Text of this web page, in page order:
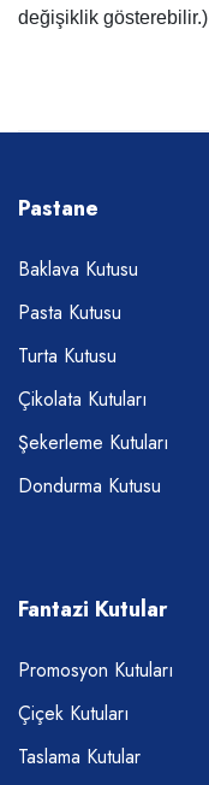
değişiklik gösterebilir.)
Pastane
Baklava Kutusu
Pasta Kutusu
Turta Kutusu
Çikolata Kutuları
Şekerleme Kutuları
Dondurma Kutusu
Fantazi Kutular
Promosyon Kutuları
Çiçek Kutuları
Taslama Kutular